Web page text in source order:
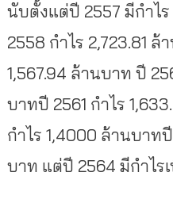
นับตั้งแต่ปี 2557 มีกำไ
2558 กำไร 2,723.81
1,567.94 ล้านบาท ปี
บาทปี 2561 กำไร
กำไร 1,4000 ล้านบาท
บาท แต่ปี 2564 มีกำไร